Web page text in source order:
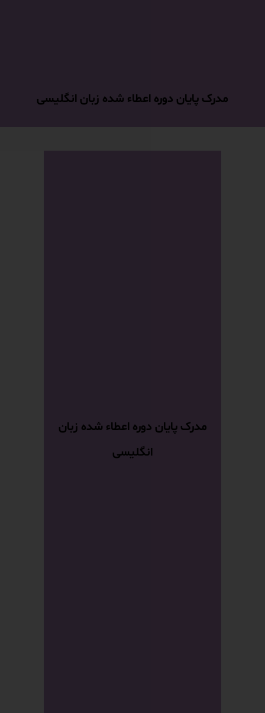
مدرک پایان دوره اعطاء شده زبان انگلیسی
مدرک پایان دوره اعطاء شده زبان
انگلیسی